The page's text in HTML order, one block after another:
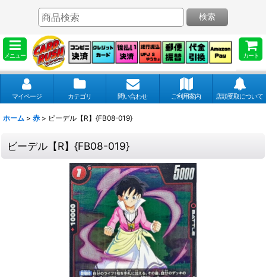
メニュー カート
検索
マイページ カテゴリ 問い合わせ ご利用案内 店頭受取について
ホーム > 赤 > ビーデル【R】{FB08-019}
ビーデル【R】{FB08-019}